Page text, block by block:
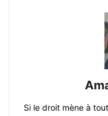
Si le droit mène à